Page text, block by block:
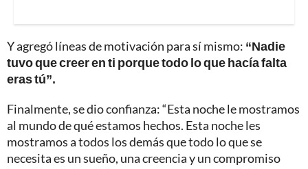
Y agregó líneas de motivación para sí mismo: “Nadie
tuvo que creer en ti porque todo lo que hacía falta
eras tú”.
Finalmente, se dio confianza: “Esta noche le mostramos
al mundo de qué estamos hechos. Esta noche les
mostramos a todos los demás que todo lo que se
necesita es un sueño, una creencia y un compromiso